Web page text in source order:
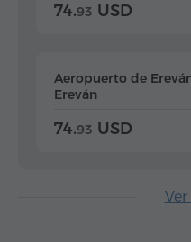
74.93 USD
Aeropuerto de
Ereván
74.93 USD